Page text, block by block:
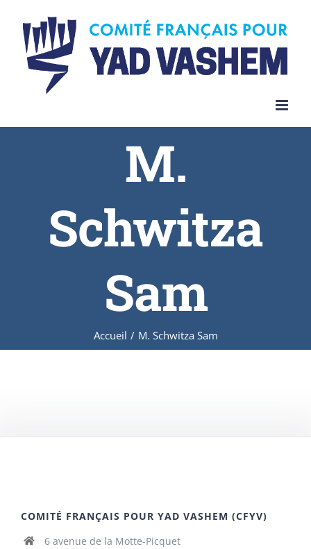
content
M.
Schwitza
Sam
Accueil / M. Schwitza Sam
COMITÉ FRANÇAIS POUR YAD VASHEM (CFYV)
6 avenue de la Motte-Picquet